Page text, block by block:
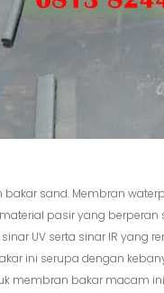
sand. Membran
pasir yang
UV serta sinar IR yang
ini serupa dengan
membran bakar macam